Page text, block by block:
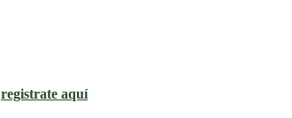
registrate aquí